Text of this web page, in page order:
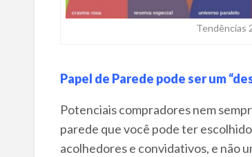
Tendências
Papel de Parede pode ser um
Potenciais compradores nem
parede que você pode ter
acolhedores e convidativos, e não